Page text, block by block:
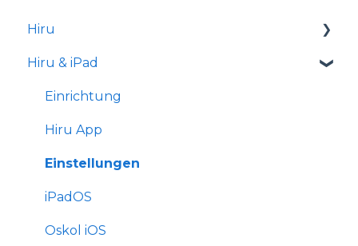
Hiru
Versionshinweise
Hiru & iPad
Einrichtung
Hiru App
Einstellungen
iPadOS
Oskol iOS